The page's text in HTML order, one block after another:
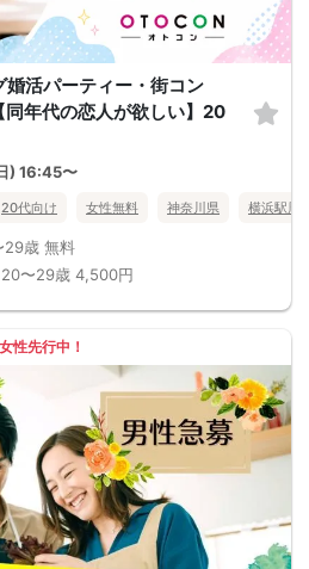
婚活パーティー・街コン
年代の恋人が欲しい】20
) 16:45〜
20代向け 女性無料 神奈川県 横浜駅周
29歳 無料
20〜29歳 4,500円
女性先行中！